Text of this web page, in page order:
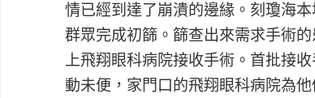
情已經到達了崩潰的邊緣。刻瓊海
群眾完成初篩。篩查出來需求手術
上飛翔眼科病院接收手術。首批接
動未便，家門口的飛翔眼科病院為